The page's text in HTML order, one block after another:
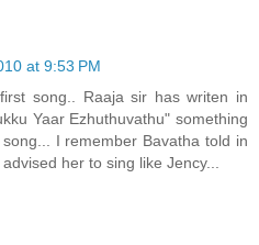
at 9:53 PM
song.. Raaja sir has writen in
Yaar Ezhuthuvathu" something
I remember Bavatha told in
her to sing like Jency...